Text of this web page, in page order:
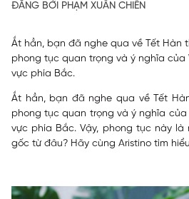
ĐĂNG BỞI PHẠM XUÂN CHIẾN
Ắt hẳn, bạn đã nghe qua về Tết Hàn
phong tục quan trọng và ý nghĩa của
vực phía Bắc.
Ắt hẳn, bạn đã nghe qua về Tết
phong tục quan trọng và ý nghĩa
vực phía Bắc. Vậy, phong tục này
gốc từ đâu? Hãy cùng Aristino tìm